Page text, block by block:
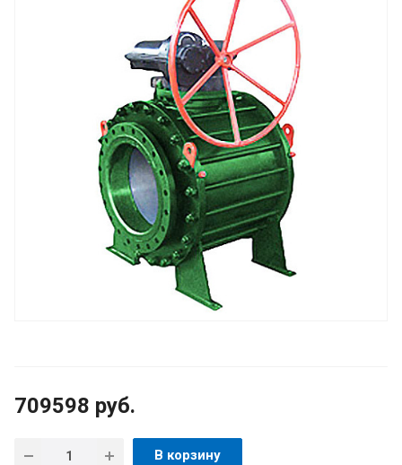
709598 руб.
В корзину